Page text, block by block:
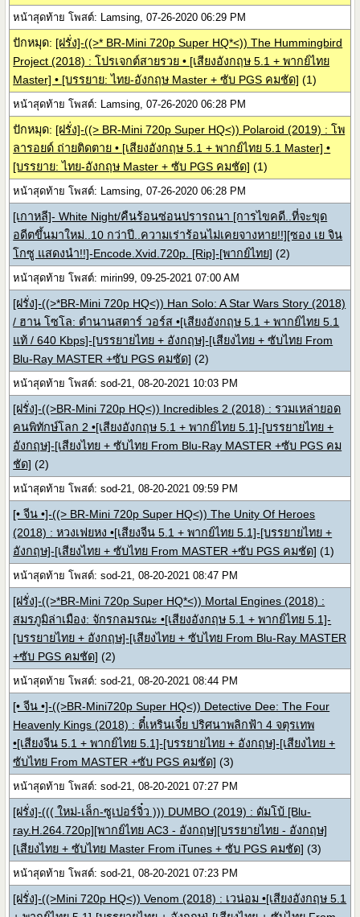
หน้าสุดท้าย โพสต์: Lamsing, 07-26-2020 06:29 PM
ปักหมุด: [ฝรั่ง]-((>* BR-Mini 720p Super HQ*<)) The Hummingbird
Project (2018) : โปรเจกต์สายรวย • [เสียงอังกฤษ 5.1 + พากย์ไทย
Master] • [บรรยาย: ไทย-อังกฤษ Master + ซับ PGS คมชัด] (1)
หน้าสุดท้าย โพสต์: Lamsing, 07-26-2020 06:28 PM
ปักหมุด: [ฝรั่ง]-((> BR-Mini 720p Super HQ<)) Polaroid (2019) : โพ
ลารอยด์ ถ่ายติดตาย • [เสียงอังกฤษ 5.1 + พากย์ไทย 5.1 Master] •
[บรรยาย: ไทย-อังกฤษ Master + ซับ PGS คมชัด] (1)
หน้าสุดท้าย โพสต์: Lamsing, 07-26-2020 06:28 PM
[เกาหลี]- White Night/คืนร้อนซ่อนปรารถนา [การไขคดี..ที่จะขุด
อดีตขึ้นมาใหม่..10 กว่าปี..ความเร่าร้อนไม่เคยจางหาย!!][ซอง เย จิน
โกซู แสดงนำ!!]-Encode.Xvid.720p. [Rip]-[พากย์ไทย] (2)
หน้าสุดท้าย โพสต์: mirin99, 09-25-2021 07:00 AM
[ฝรั่ง]-((>*BR-Mini 720p HQ<)) Han Solo: A Star Wars Story (2018)
/ ฮาน โซโล: ตำนานสตาร์ วอร์ส •[เสียงอังกฤษ 5.1 + พากย์ไทย 5.1
แท้ / 640 Kbps]-[บรรยายไทย + อังกฤษ]-[เสียงไทย + ซับไทย From
Blu-Ray MASTER +ซับ PGS คมชัด] (2)
หน้าสุดท้าย โพสต์: sod-21, 08-20-2021 10:03 PM
[ฝรั่ง]-((>BR-Mini 720p HQ<)) Incredibles 2 (2018) : รวมเหล่ายอด
คนพิทักษ์โลก 2 •[เสียงอังกฤษ 5.1 + พากย์ไทย 5.1]-[บรรยายไทย +
อังกฤษ]-[เสียงไทย + ซับไทย From Blu-Ray MASTER +ซับ PGS คม
ชัด] (2)
หน้าสุดท้าย โพสต์: sod-21, 08-20-2021 09:59 PM
[• จีน •]-((> BR-Mini 720p Super HQ<)) The Unity Of Heroes
(2018) : หวงเฟยหง •[เสียงจีน 5.1 + พากย์ไทย 5.1]-[บรรยายไทย +
อังกฤษ]-[เสียงไทย + ซับไทย From MASTER +ซับ PGS คมชัด] (1)
หน้าสุดท้าย โพสต์: sod-21, 08-20-2021 08:47 PM
[ฝรั่ง]-((>*BR-Mini 720p Super HQ*<)) Mortal Engines (2018) :
สมรภูมิล่าเมือง: จักรกลมรณะ •[เสียงอังกฤษ 5.1 + พากย์ไทย 5.1]-
[บรรยายไทย + อังกฤษ]-[เสียงไทย + ซับไทย From Blu-Ray MASTER
+ซับ PGS คมชัด] (2)
หน้าสุดท้าย โพสต์: sod-21, 08-20-2021 08:44 PM
[• จีน •]-((>BR-Mini720p Super HQ<)) Detective Dee: The Four
Heavenly Kings (2018) : ตี๋เหรินเจี๋ย ปริศนาพลิกฟ้า 4 จตุรเทพ
•[เสียงจีน 5.1 + พากย์ไทย 5.1]-[บรรยายไทย + อังกฤษ]-[เสียงไทย +
ซับไทย From MASTER +ซับ PGS คมชัด] (3)
หน้าสุดท้าย โพสต์: sod-21, 08-20-2021 07:27 PM
[ฝรั่ง]-((( ใหม่-เล็ก-ซูเปอร์จิ๋ว ))) DUMBO (2019) : ดัมโบ้ [Blu-
ray.H.264.720p][พากย์ไทย AC3 - อังกฤษ][บรรยายไทย - อังกฤษ]
[เสียงไทย + ซับไทย Master From iTunes + ซับ PGS คมชัด] (3)
หน้าสุดท้าย โพสต์: sod-21, 08-20-2021 07:23 PM
[ฝรั่ง]-((>Mini 720p HQ<)) Venom (2018) : เวน่อม •[เสียงอังกฤษ 5.1